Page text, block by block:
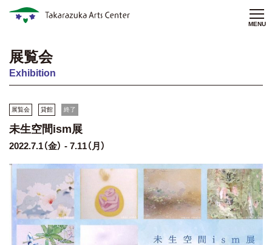
MENU
展覧会
Exhibition
展覧会 貸館 終了
未生空間ism展
2022.7.1（金） - 7.11（月）